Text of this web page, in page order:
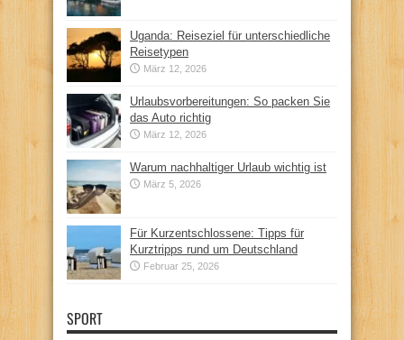
Uganda: Reiseziel für unterschiedliche
Reisetypen
März 12, 2026
Urlaubsvorbereitungen: So packen Sie
das Auto richtig
März 12, 2026
Warum nachhaltiger Urlaub wichtig ist
März 5, 2026
Für Kurzentschlossene: Tipps für
Kurztripps rund um Deutschland
Februar 25, 2026
SPORT